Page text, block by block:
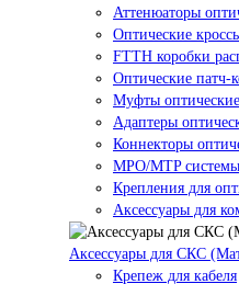
Аттенюаторы
Оптические
FTTH коробки
Оптические патч-
Муфты оптические
Адаптеры
Коннекторы
MPO/MTP
Крепления для
Аксессуары для
Аксессуары для СКС
Крепеж для кабеля